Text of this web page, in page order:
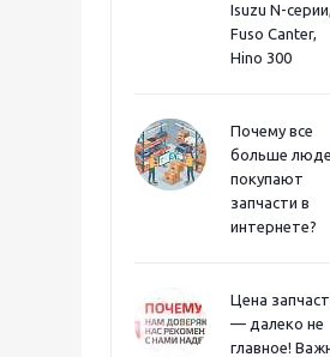
Isuzu N-серии,
Fuso Canter,
Hino 300
Почему все
больше
покупают
запчасти в
интернете?
Цена
— далеко не
главное!